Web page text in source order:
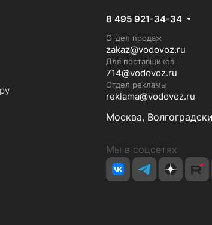
8 495 921-34-34
Отдел продаж
zakaz@vodovoz.ru
Для поставщиков
714@vodovoz.ru
Отдел рекламы
reklama@vodovoz.ru
Москва,
Мы в соцсетях